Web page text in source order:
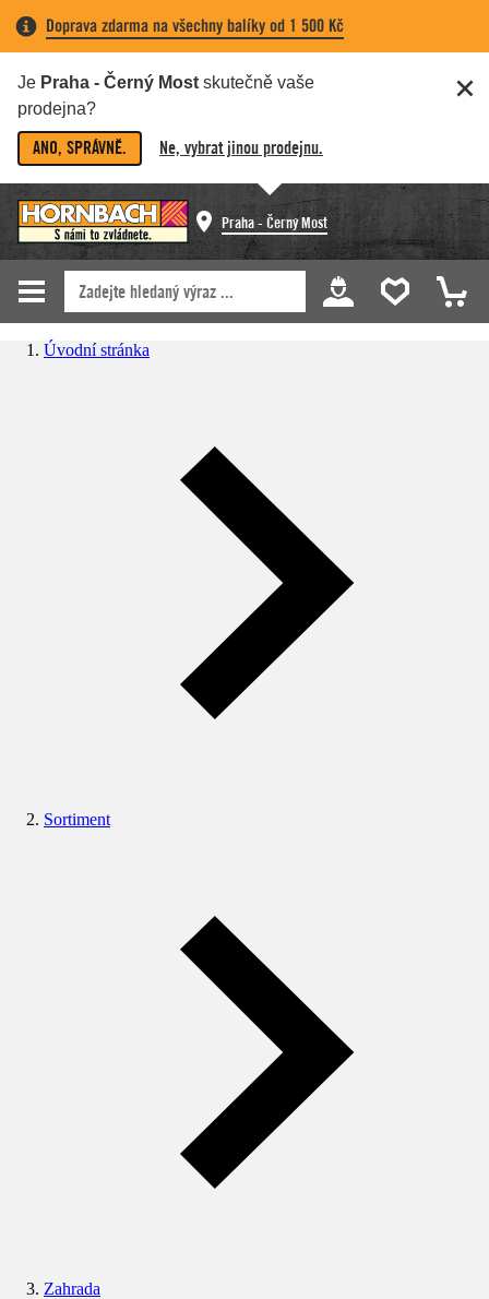
Doprava zdarma na všechny balíky od 1 500 Kč
Je Praha - Černý Most skutečně vaše
prodejna?
ANO, SPRÁVNĚ. Ne, vybrat jinou prodejnu.
Praha - Černý Most
Úvodní stránka
Sortiment
Zahrada